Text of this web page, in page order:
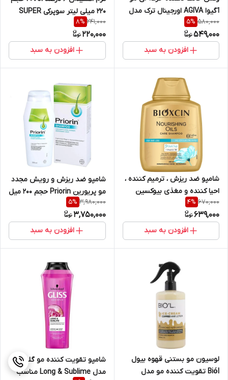
آگیوا AGIVA اورجینال ترک مدل
580,000
5%
549,000
افزودن به سبد
220 میلی لیتر سوپرکی SUPER
KAY
241,000
8%
220,000
افزودن به سبد
شامپو ضد ریزش ، ترمیم کننده ،
احیا کننده و مغذی بیوکسین
OILS حجم 300 میل
670,000
4%
639,000
افزودن به سبد
شامپو ضد ریزش و رویش مجدد
مو پریورین Priorin حجم 200 میل
3,980,000
5%
3,750,000
افزودن به سبد
لوسیون مو بستنی قهوه بیول
Biól تقویت کننده مو مدل
شامپو تقویت کننده مو گلیس
مدل Long & Sublime مناسب